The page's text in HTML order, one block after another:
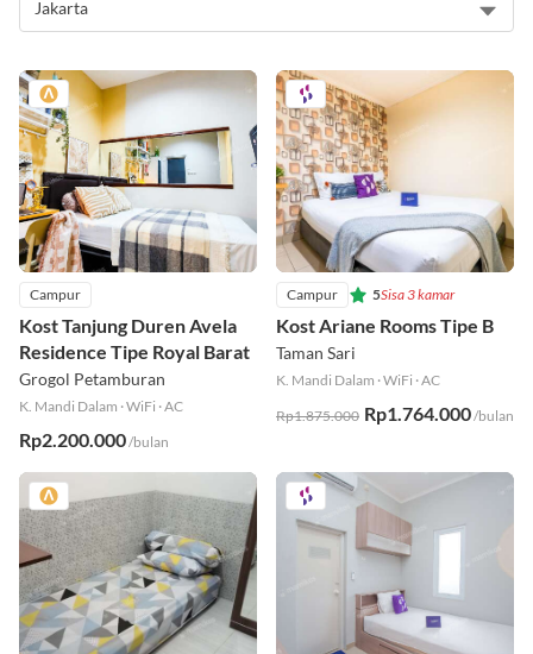
Campur
Kost Tanjung Duren Avela
Residence Tipe Royal Barat
Grogol Petamburan
K. Mandi Dalam ·WiFi ·AC
Rp2.200.000/bulan
Campur 5Sisa 3 kamar
Kost Ariane Rooms Tipe B
Taman Sari
K. Mandi Dalam ·WiFi ·AC
Rp1.875.000 Rp1.764.000/bulan